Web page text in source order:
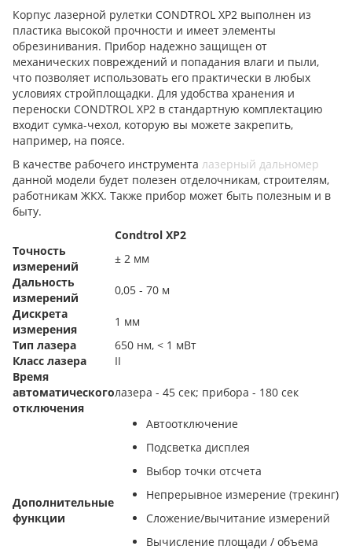
Корпус лазерной рулетки CONDTROL XP2 выполнен из
пластика высокой прочности и имеет элементы
обрезинивания. Прибор надежно защищен от
механических повреждений и попадания влаги и пыли,
что позволяет использовать его практически в любых
условиях стройплощадки. Для удобства хранения и
переноски CONDTROL XP2 в стандартную комплектацию
входит сумка-чехол, которую вы можете закрепить,
например, на поясе.
В качестве рабочего инструмента лазерный дальномер
данной модели будет полезен отделочникам, строителям,
работникам ЖКХ. Также прибор может быть полезным и в
быту.
Condtrol XP2
Точность
измерений
± 2 мм
Дальность
измерений
0,05 - 70 м
Дискрета
измерения
1 мм
Тип лазера
650 нм, < 1 мВт
Класс лазера
II
Время
автоматического
отключения
лазера - 45 сек; прибора - 180 сек
Дополнительные
функции
Автоотключение
Подсветка дисплея
Выбор точки отсчета
Непрерывное измерение (трекинг)
Сложение/вычитание измерений
Вычисление площади / объема